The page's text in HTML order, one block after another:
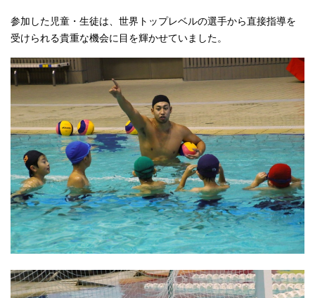
参加した児童・生徒は、世界トップレベルの選手から直接指導を
受けられる貴重な機会に目を輝かせていました。